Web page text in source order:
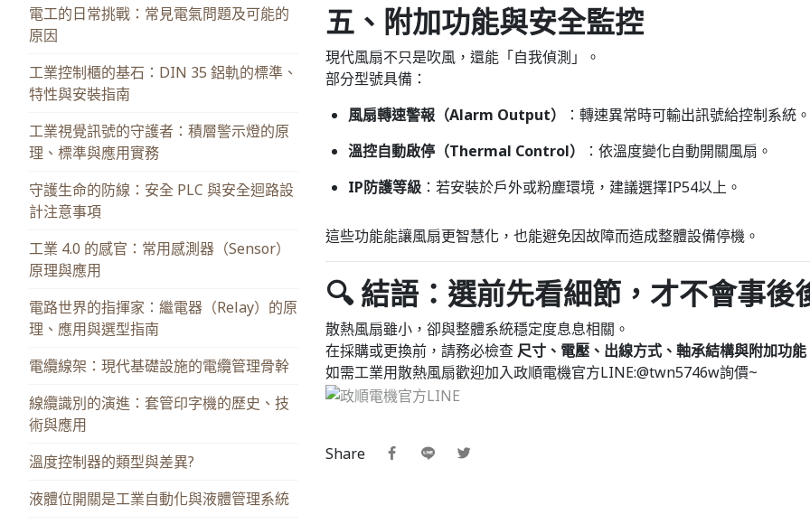
電工的日常挑戰：常見電氣問題及可能的
原因
工業控制櫃的基石：DIN 35 鋁軌的標準、
特性與安裝指南
工業視覺訊號的守護者：積層警示燈的原
理、標準與應用實務
守護生命的防線：安全 PLC 與安全迴路設
計注意事項
工業 4.0 的感官：常用感測器（Sensor）
原理與應用
電路世界的指揮家：繼電器（Relay）的原
理、應用與選型指南
電纜線架：現代基礎設施的電纜管理骨幹
線纜識別的演進：套管印字機的歷史、技
術與應用
溫度控制器的類型與差異?
液體位開關是工業自動化與液體管理系統
五、附加功能與安全監控
現代風扇不只是吹風，還能「自我偵測」。
部分型號具備：
風扇轉速警報（Alarm Output）
：轉速異常時可輸出訊號給控制系統。
溫控自動啟停（Thermal Control）
：依溫度變化自動開關風扇。
IP防護等級：若安裝於戶外或粉塵環境，建議選擇IP54以上。
這些功能能讓風扇更智慧化，也能避免因故障而造成整體設備停機。
🔍 結語：選前先看細節，才不會事後
散熱風扇雖小，卻與整體系統穩定度息息相關。
在採購或更換前，請務必檢查 尺寸、電壓、出線方式、軸承結構與附加功能
如需工業用散熱風扇歡迎加入政順電機官方LINE:@twn5746w詢價~
Share